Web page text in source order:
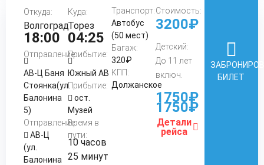
Откуда:
Волгоград
18:00
Отправление:
АВ-Ц Баня
Стоянка(ул.
Балонина
5)
Отправление:
АВ-Ц
(ул.
Балонина
Куда:
Торез
04:25
Прибытие:
Южный АВ
Прибытие:
ост.
Музей
Время в
пути:
10 часов
25 минут
Транспорт:
Автобус
(50 мест)
Багаж:
320₽
КПП:
Должанское
Стоимость:
3200₽
Детский:
До 11 лет
включ.
1750₽
1750₽
Детали
рейса
БИЛЕТ